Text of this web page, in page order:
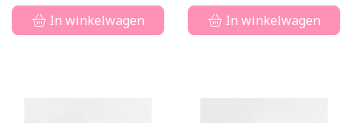
In winkelwagen In winkelwagen